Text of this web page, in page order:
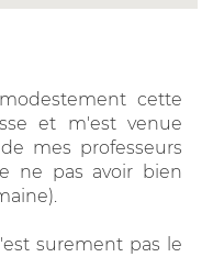
cette
et m'est venue
mes professeurs
ne pas avoir bien
surement pas le